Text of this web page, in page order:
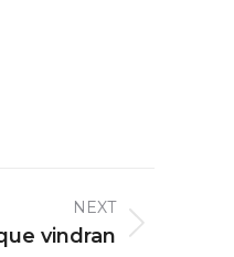
NEXT
vindran